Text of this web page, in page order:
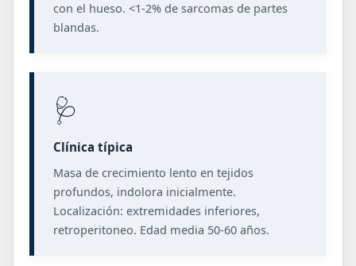
con el hueso. <1-2% de sarcomas de partes
blandas.
🩺
Clínica típica
Masa de crecimiento lento en tejidos
profundos, indolora inicialmente.
Localización: extremidades inferiores,
retroperitoneo. Edad media 50-60 años.